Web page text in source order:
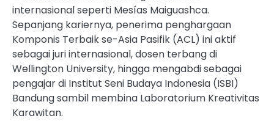
internasional seperti Mesías Maiguashca.
Sepanjang kariernya, penerima penghargaan
Komponis Terbaik se-Asia Pasifik (ACL) ini aktif
sebagai juri internasional, dosen terbang di
Wellington University, hingga mengabdi sebagai
pengajar di Institut Seni Budaya Indonesia (ISBI)
Bandung sambil membina Laboratorium Kreativitas
Karawitan.